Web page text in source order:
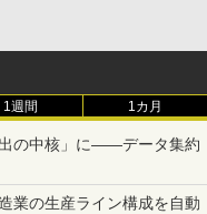
1週間 1カ月
の中核」に――データ集約
業の生産ライン構成を自動